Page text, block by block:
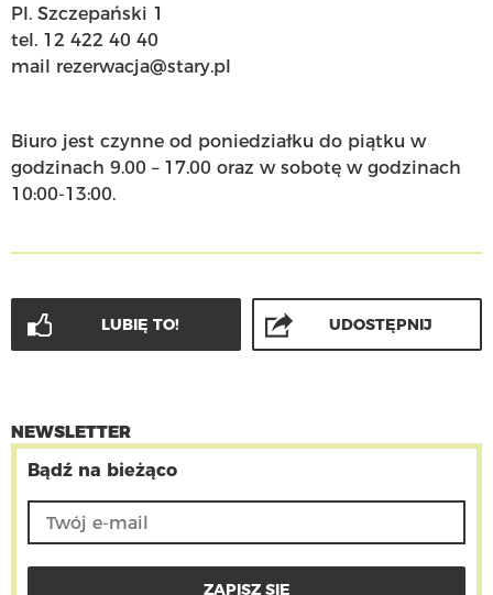
Pl. Szczepański 1
tel. 12 422 40 40
mail rezerwacja@stary.pl
Biuro jest czynne od poniedziałku do piątku w
godzinach 9.00 – 17.00 oraz w sobotę w godzinach
10:00-13:00.
LUBIĘ TO! UDOSTĘPNIJ
NEWSLETTER
Bądź na bieżąco